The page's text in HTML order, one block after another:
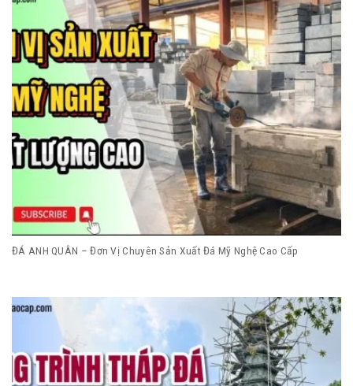
ĐÁ ANH QUÂN – Đơn Vị Chuyên Sản Xuất Đá Mỹ Nghệ Cao Cấp